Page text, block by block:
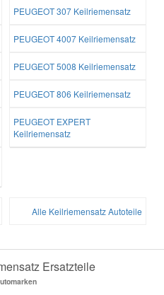
PEUGEOT 307 Keilriemensatz
PEUGEOT 4007 Keilriemensatz
PEUGEOT 5008 Keilriemensatz
PEUGEOT 806 Keilriemensatz
PEUGEOT EXPERT
Keilriemensatz
Alle Keilriemensatz Autoteile
Ersatzteile